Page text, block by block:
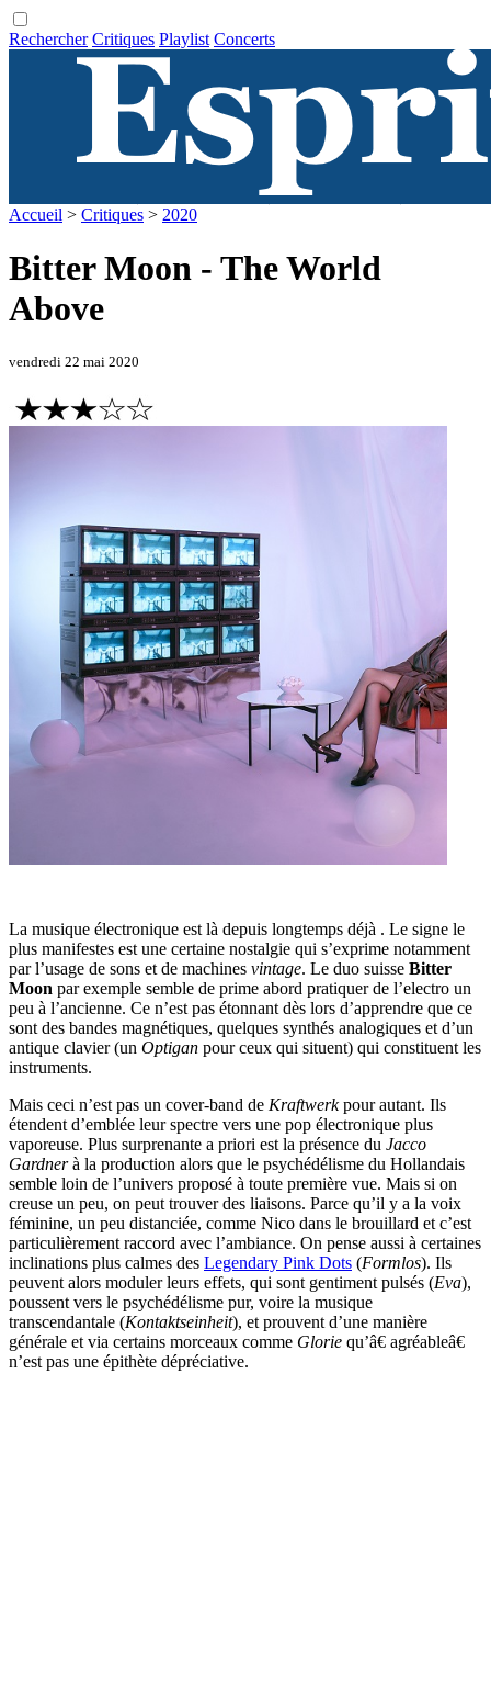
Rechercher Critiques Playlist Concerts
Accueil > Critiques > 2020
Bitter Moon - The World
Above
vendredi 22 mai 2020
La musique électronique est là depuis longtemps déjà . Le signe le
plus manifestes est une certaine nostalgie qui s’exprime notamment
par l’usage de sons et de machines vintage. Le duo suisse Bitter
Moon par exemple semble de prime abord pratiquer de l’electro un
peu à l’ancienne. Ce n’est pas étonnant dès lors d’apprendre que ce
sont des bandes magnétiques, quelques synthés analogiques et d’un
antique clavier (un Optigan pour ceux qui situent) qui constituent les
instruments.
Mais ceci n’est pas un cover-band de Kraftwerkpour autant. Ils
étendent d’emblée leur spectre vers une pop électronique plus
vaporeuse. Plus surprenante a priori est la présence du Jacco
Gardnerà la production alors que le psychédélisme du Hollandais
semble loin de l’univers proposé à toute première vue. Mais si on
creuse un peu, on peut trouver des liaisons. Parce qu’il y a la voix
féminine, un peu distanciée, comme Nico dans le brouillard et c’est
particulièrement raccord avec l’ambiance. On pense aussi à certaines
inclinations plus calmes des Legendary Pink Dots (Formlos). Ils
peuvent alors moduler leurs effets, qui sont gentiment pulsés (Eva),
poussent vers le psychédélisme pur, voire la musique
transcendantale (Kontaktseinheit), et prouvent d’une manière
générale et via certains morceaux comme Glorie qu’â€ agréableâ€
n’est pas une épithète dépréciative.